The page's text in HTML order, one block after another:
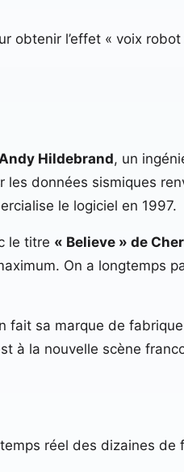
obtenir l’effet « voix
Andy Hildebrand, un
les données sismiques
le logiciel en 1997.
le titre « Believe » de Cher
On a longtemps
fait sa marque de
à la nouvelle scène
réel des dizaines de